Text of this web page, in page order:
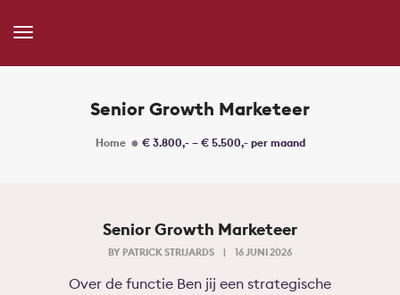
Toggle
Senior Growth Marketeer
Home € 3.800,- – € 5.500,- per maand
Senior Growth Marketeer
BY PATRICK STRIJARDS | 16 JUNI 2026
Over de functie Ben jij een strategische